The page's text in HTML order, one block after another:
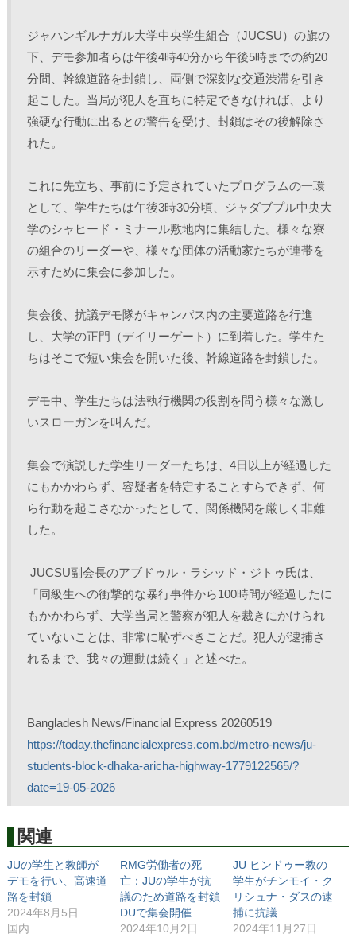
ィ
ン
ド
ウ
開
ま
す
)
く
だ
さ
い
新
い
ウ
ィ
ン
ま
す
)
ウ
ィ
ン
ド
で
き
ま
す
)
す
)
ジャハンギルナガル大学中央学生組合（JUCSU）の旗の
下、デモ参加者らは午後4時40分から午後5時までの約20
分間、幹線道路を封鎖し、両側で深刻な交通渋滞を引き
起こした。当局が犯人を直ちに特定できなければ、より
強硬な行動に出るとの警告を受け、封鎖はその後解除さ
れた。
これに先立ち、事前に予定されていたプログラムの一環
として、学生たちは午後3時30分頃、ジャダブプル中央大
学のシャヒード・ミナール敷地内に集結した。様々な寮
の組合のリーダーや、様々な団体の活動家たちが連帯を
示すために集会に参加した。
集会後、抗議デモ隊がキャンパス内の主要道路を行進
し、大学の正門（デイリーゲート）に到着した。学生た
ちはそこで短い集会を開いた後、幹線道路を封鎖した。
デモ中、学生たちは法執行機関の役割を問う様々な激し
いスローガンを叫んだ。
集会で演説した学生リーダーたちは、4日以上が経過した
にもかかわらず、容疑者を特定することすらできず、何
ら行動を起こさなかったとして、関係機関を厳しく非難
した。
「同級生への衝撃的な暴行事件から100時間が経過したに
もかかわらず、大学当局と警察が犯人を裁きにかけられ
ていないことは、非常に恥ずべきことだ。犯人が逮捕さ
れるまで、我々の運動は続く」と述べた。
Bangladesh News/Financial Express 20260519
https://today.thefinancialexpress.com.bd/metro-news/ju-
students-block-dhaka-aricha-highway-1779122565/?
date=19-05-2026
関連
JUの学生と教師が
デモを行い、高速道
路を封鎖
2024年8月5日
国内
RMG労働者の死
亡：JUの学生が抗
議のため道路を封鎖
DUで集会開催
2024年10月2日
JU ヒンドゥー教の
学生がチンモイ・ク
リシュナ・ダスの逮
捕に抗議
2024年11月27日